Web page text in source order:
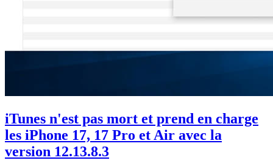
iTunes n'est pas mort et prend en charge
les iPhone 17, 17 Pro et Air avec la
version 12.13.8.3